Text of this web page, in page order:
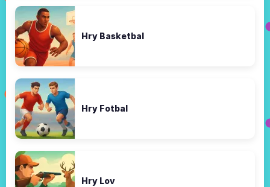
Hry Basketbal
Hry Fotbal
Hry Lov